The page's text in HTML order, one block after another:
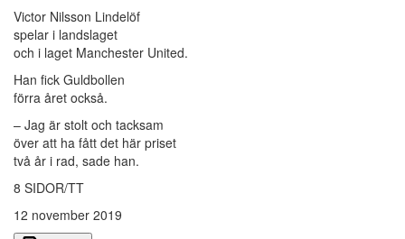
Victor Nilsson Lindelöf
spelar i landslaget
och i laget Manchester United.
Han fick Guldbollen
förra året också.
– Jag är stolt och tacksam
över att ha fått det här priset
två år i rad, sade han.
8 SIDOR/TT
12 november 2019